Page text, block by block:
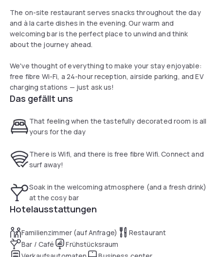
The on-site restaurant serves snacks throughout the day
and à la carte dishes in the evening. Our warm and
welcoming bar is the perfect place to unwind and think
about the journey ahead.
We've thought of everything to make your stay enjoyable:
free fibre Wi-Fi, a 24-hour reception, airside parking, and EV
charging stations — just ask us!
Das gefällt uns
That feeling when the tastefully decorated room is all
yours for the day
There is Wifi, and there is free fibre Wifi. Connect and
surf away!
Soak in the welcoming atmosphere (and a fresh drink)
at the cosy bar
Hotelausstattungen
Familienzimmer (auf Anfrage)
Restaurant
Bar / Café
Frühstücksraum